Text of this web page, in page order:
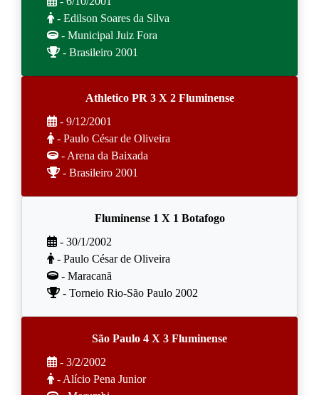
- Edilson Soares da Silva
- Municipal Juiz Fora
- Brasileiro 2001
Athletico PR 3 X 2 Fluminense
- 9/12/2001
- Paulo César de Oliveira
- Arena da Baixada
- Brasileiro 2001
Fluminense 1 X 1 Botafogo
- 30/1/2002
- Paulo César de Oliveira
- Maracanã
- Torneio Rio-São Paulo 2002
São Paulo 4 X 3 Fluminense
- 3/2/2002
- Alício Pena Junior